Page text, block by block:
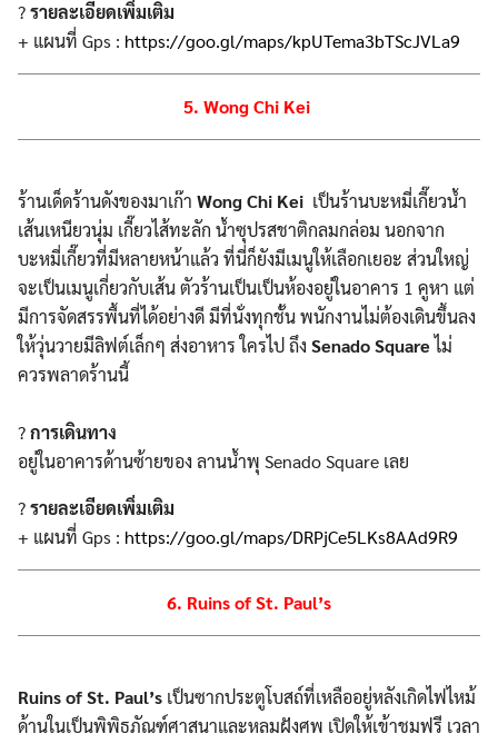
?รายละเอียดเพิ่มเติม
+ แผนที่ Gps : https://goo.gl/maps/kpUTema3bTScJVLa9
5. Wong Chi Kei
ร้านเด็ดร้านดังของมาเก๊า Wong Chi Kei เป็นร้านบะหมี่เกี๊ยวน้ำ
เส้นเหนียวนุ่ม เกี๊ยวไส้ทะลัก น้ำซุปรสชาติกลมกล่อม นอกจาก
บะหมี่เกี๊ยวที่มีหลายหน้าแล้ว ที่นี่ก็ยังมีเมนูให้เลือกเยอะ ส่วนใหญ่
จะเป็นเมนูเกี่ยวกับเส้น ตัวร้านเป็นเป็นห้องอยู่ในอาคาร 1 คูหา แต่
มีการจัดสรรพื้นที่ได้อย่างดี มีที่นั่งทุกชั้น พนักงานไม่ต้องเดินขึ้นลง
ให้วุ่นวายมีลิฟต์เล็กๆ ส่งอาหาร ใครไป ถึง Senado Squareไม่
ควรพลาดร้านนี้
?การเดินทาง
อยู่ในอาคารด้านซ้ายของ ลานน้ำพุ Senado Square เลย
?รายละเอียดเพิ่มเติม
+ แผนที่ Gps : https://goo.gl/maps/DRPjCe5LKs8AAd9R9
6. Ruins of St. Paul’s
Ruins of St. Paul’s เป็นซากประตูโบสถ์ที่เหลืออยู่หลังเกิดไฟไหม้
ด้านในเป็นพิพิธภัณฑ์ศาสนาและหลุมฝังศพ เปิดให้เข้าชมฟรี เวลา